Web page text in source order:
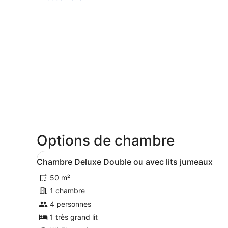
Options de chambre
Afficher
toutes
les
photos
pour
ce
Une chambre à coucher
4
Chambre Deluxe Double ou avec lits jumeaux
50 m²
1 chambre
4 personnes
1 très grand lit